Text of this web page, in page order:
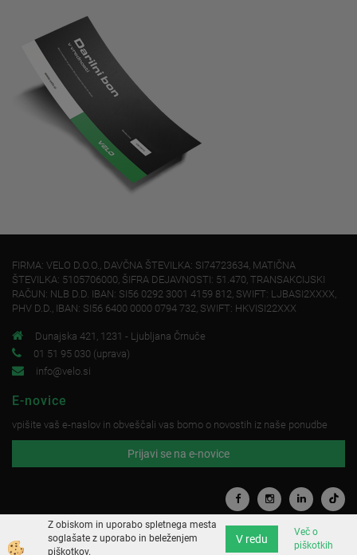
FIRMA: VELO D.O.O., DAVČNA ŠTEVILKA: SI74723634, MATIČNA
ŠTEVILKA: 5105706000, ŠIFRA DEJAVNOSTI: 51.470, TRANSAKCIJSKI
RAČUN: NLB D.D. IBAN: SI56 0292 3001 4159 812, SWIFT: LJBASI2XXXX,
PHV D.D., IBAN: SI56 6400 0000 0794 732, SWIFT: HKVISI22XXX
Dunajska 421, 1231 - Ljubljana Črnuče
01 51 95 030 (uprava)
info@velo.si
E-novice
vpišite vaš e-naslov in obveščali vas bomo o novostih iz naše ponudbe
Prijavi se na e-novice
Z obiskom in uporabo spletnega mesta
soglašate z uporabo in beleženjem
piškotkov.
V redu
Več o
piškotkih